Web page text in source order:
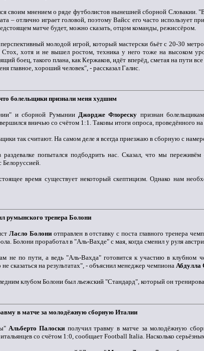
своим мнением о ряде футболистов нынешней сборной
– отлично играет головой, поэтому Вайсс его часто использует
матче будет, можно сказать, отцом команды, режиссёром.
молодой игрой, который мастерски бьёт с 20-30
Стох, хотя и не вышел ростом, техника у него тоже на высоком
боец, такого плана, как Кержаков, идёт вперёд, сметая на пути
главное, хороший человек", - рассказал Галис.
болельщики признали меня худшим
и сборной Румынии Джордже Флореску признан
вничью со счётом 1:1. Таковы итоги опроса, проведённого
так считают. На самом деле я всегда приезжаю в сборную с
попытался подбодрить нас. Сказал, что мы переживём
Белоруссией.
время существует некоторый скептицизм. Однако нам
румынского тренера Болони
Ласло Болониотправлен в отставку с поста главного тренера
Болони проработал в "Аль-Вахде" с мая, когда сменил у руля
не по пути, а ведь "Аль-Вахда" готовится к участию в
не сказаться на результатах", - объяснил менеджер чемпионаАбдулла
клубом Болони был льежский "Стандард", который он
в матче за молодёжную сборную Италии
Альберто Палоски получил травму в матче за молодёжную
со счётом 1:0, сообщает Football Italia. Насколько